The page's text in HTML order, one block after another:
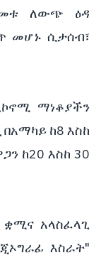
ለውጭ ዕዳ
መሆኑ ሲታሰብ፣
ማነቆያችን
ከ8 እስከ
ከ20 እስከ 30
ቋሚና አላስፈላጊ
እስራት"